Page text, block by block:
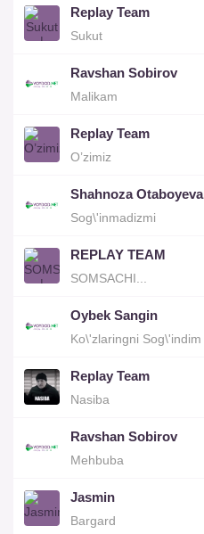
Replay Team
Sukut
Ravshan Sobirov
Malikam
Replay Team
O’zimiz
Shahnoza Otaboyeva
Sog\'inmadizmi
REPLAY TEAM
SOMSACHI...
Oybek Sangin
Ko\'zlaringni Sog\'indim
Replay Team
Nasiba
Ravshan Sobirov
Mehbuba
Jasmin
Bargard